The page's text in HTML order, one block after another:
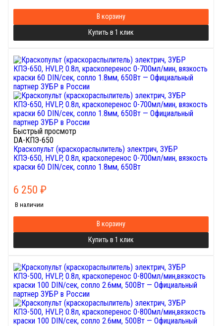
В корзину
Купить в 1 клик
Быстрый просмотр
DA-КПЭ-650
Краскопульт (краскораспылитель) электрич, ЗУБР
КПЭ-650, HVLP, 0.8л, краскоперенос 0-700мл/мин, вязкость
краски 60 DIN/сек, сопло 1.8мм, 650Вт
6 250 ₽
В наличии
В корзину
Купить в 1 клик